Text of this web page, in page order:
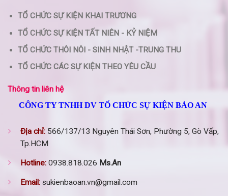
TỔ CHỨC SỰ KIỆN KHAI TRƯƠNG
TỔ CHỨC SỰ KIỆN TẤT NIÊN - KỶ NIỆM
TỔ CHỨC THÔI NÔI - SINH NHẬT -TRUNG THU
TỔ CHỨC CÁC SỰ KIỆN THEO YÊU CẦU
Thông tin liên hệ
CÔNG TY TNHH DV TỔ CHỨC SỰ KIỆN BẢO AN
Địa chỉ: 566/137/13 Nguyên Thái Sơn, Phường 5, Gò Vấp,
Tp.HCM
Hotline: 0938.818.026 Ms.An
Email: sukienbaoan.vn@gmail.com